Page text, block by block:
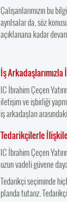
Çalışanlarımızın bu
ayrılsalar da, söz
açıklanana kadar
İş
IC İbrahim Çeçen
iletişim ve işbirliği
iş arkadaşları
Tedarikçilerle
IC İbrahim Çeçen
uzun vadeli güvene
Tedarikçi seçiminde
planda tutarız.